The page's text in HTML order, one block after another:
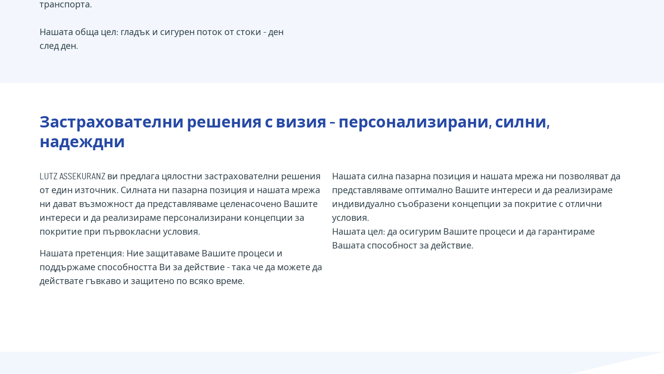
транспорта.
Нашата обща цел: гладък и сигурен поток от стоки - ден
след ден.
Застрахователни решения с визия - персонализирани, силни,
надеждни
LUTZ ASSEKURANZ ви предлага цялостни застрахователни решения
от един източник. Силната ни пазарна позиция и нашата мрежа
ни дават възможност да представляваме целенасочено Вашите
интереси и да реализираме персонализирани концепции за
покритие при първокласни условия.
Нашата претенция: Ние защитаваме Вашите процеси и
поддържаме способността Ви за действие - така че да можете да
действате гъвкаво и защитено по всяко време.
Нашата силна пазарна позиция и нашата мрежа ни позволяват да
представляваме оптимално Вашите интереси и да реализираме
индивидуално съобразени концепции за покритие с отлични
условия.
Нашата цел: да осигурим Вашите процеси и да гарантираме
Вашата способност за действие.